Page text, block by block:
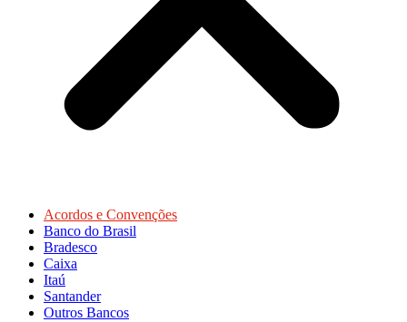
Acordos e Convenções
Banco do Brasil
Bradesco
Caixa
Itaú
Santander
Outros Bancos